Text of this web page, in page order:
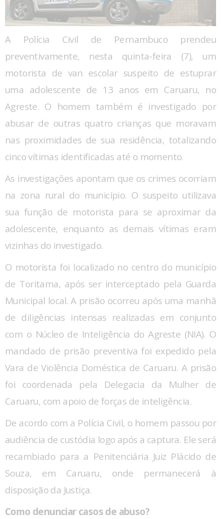
A Polícia Civil de Pernambuco prendeu
preventivamente, nesta quinta-feira (7), um
motorista de van escolar suspeito de estuprar
uma adolescente de 13 anos em Caruaru, no
Agreste. O homem também é investigado por
abusar de outras quatro crianças que moravam
nas proximidades de sua residência, totalizando
cinco vítimas identificadas até o momento.
As investigações apontam que os crimes ocorriam
na zona rural do município. O suspeito utilizava
sua função de motorista para se aproximar da
adolescente, enquanto as demais vítimas eram
vizinhas do investigado.
O motorista foi localizado no centro do município
de Toritama, após ser interceptado pela Guarda
Municipal local. A prisão ocorreu após uma manhã
de diligências intensas realizadas em conjunto
com o Núcleo de Inteligência do Agreste (NIA). O
mandado de prisão preventiva foi expedido pela
Vara de Violência Doméstica de Caruaru. A prisão
foi coordenada pela Delegacia da Mulher de
Caruaru, com apoio de forças de inteligência.
De acordo com a Polícia Civil, o homem passou por
audiência de custódia logo após a captura. Ele será
recambiado para a Penitenciária Juiz Plácido de
Souza, em Caruaru, onde permanecerá à
disposição da Justiça.
Como denunciar casos de abuso?